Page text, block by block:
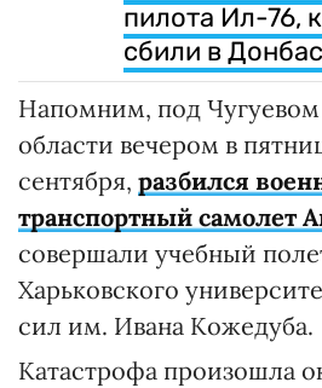
пилота Ил-76,
сбили в
Напомним, под Чугуевом
области вечером в
сентября, разбился
транспортный самолет
совершали учебный
Харьковского
сил им. Ивана Кожедуба.
Катастрофа произошла